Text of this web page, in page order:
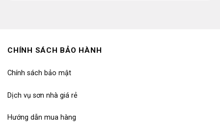
CHÍNH SÁCH BẢO HÀNH
Chính sách bảo mật
Dịch vụ sơn nhà giá rẻ
Hướng dẫn mua hàng